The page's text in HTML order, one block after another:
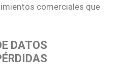
comerciales que
DATOS